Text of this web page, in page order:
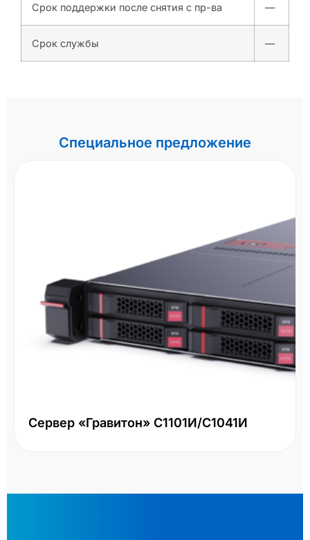
Срок поддержки после снятия с пр-ва —
Срок службы —
Специальное предложение
Сервер «Гравитон» С1101И/С1041И